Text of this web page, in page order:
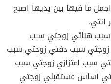
ما فيها بين يديها اصبح
هنائي زوجتي سبب
زوجتي سبب دفئي زوجتي سبب
سبب اعتزازي زوجتي سبب
أساس مستقبلي زوجتي